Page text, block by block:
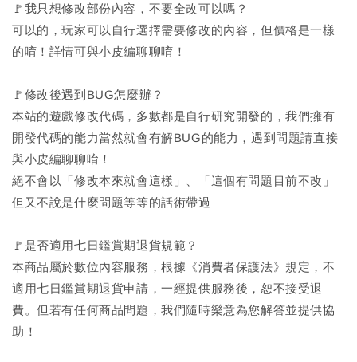
🚩我只想修改部份內容，不要全改可以嗎？
可以的，玩家可以自行選擇需要修改的內容，但價格是一樣
的唷！詳情可與小皮編聊聊唷！
🚩修改後遇到BUG怎麼辦？
本站的遊戲修改代碼，多數都是自行研究開發的，我們擁有
開發代碼的能力當然就會有解BUG的能力，遇到問題請直接
與小皮編聊聊唷！
絕不會以「修改本來就會這樣」、「這個有問題目前不改」
但又不說是什麼問題等等的話術帶過
🚩是否適用七日鑑賞期退貨規範？
本商品屬於數位內容服務，根據《消費者保護法》規定，不
適用七日鑑賞期退貨申請，一經提供服務後，恕不接受退
費。但若有任何商品問題，我們隨時樂意為您解答並提供協
助！